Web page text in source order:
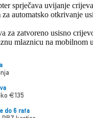
sprječava uvijanje crijeva
automatsko otkrivanje
za zatvoreno usisno
mlaznicu na mobilnom
€135
do 6 rata